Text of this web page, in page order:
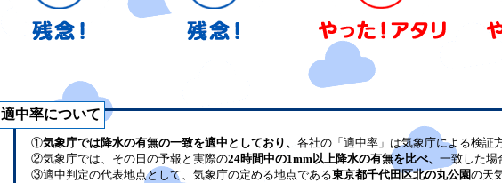
適中率について
①気象庁では降水の有無の一致を適中としており、 各社の「適中率」は気象庁による検証
②気象庁では、その日の予報と実際の24時間中の1mm以上降水の有無を比べ、 一致した場
③適中判定の代表地点として、気象庁の定める地点である東京都千代田区北の丸公園の天